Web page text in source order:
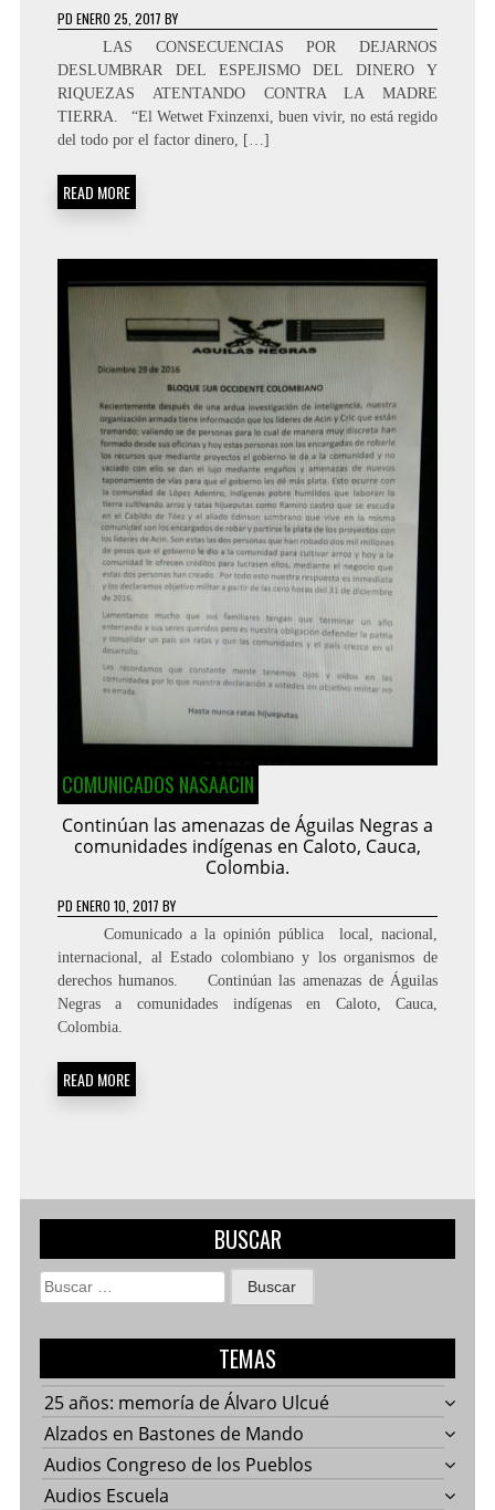
PD ENERO 25, 2017 BY
LAS CONSECUENCIAS POR DEJARNOS
DESLUMBRAR DEL ESPEJISMO DEL DINERO Y
RIQUEZAS ATENTANDO CONTRA LA MADRE
TIERRA. “El Wetwet Fxinzenxi, buen vivir, no está regido
del todo por el factor dinero, […]
READ MORE
COMUNICADOS NASAACIN
Continúan las amenazas de Águilas Negras a
comunidades indígenas en Caloto, Cauca,
Colombia.
PD ENERO 10, 2017 BY
Comunicado a la opinión pública local, nacional,
internacional, al Estado colombiano y los organismos de
derechos humanos. Continúan las amenazas de Águilas
Negras a comunidades indígenas en Caloto, Cauca,
Colombia.
READ MORE
BUSCAR
Buscar:
TEMAS
25 años: memoría de Álvaro Ulcué
Alzados en Bastones de Mando
Audios Congreso de los Pueblos
Audios Escuela